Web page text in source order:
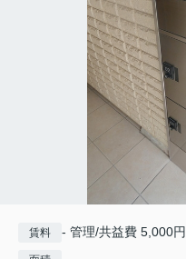
賃料 - 管理/共益費 5,000円